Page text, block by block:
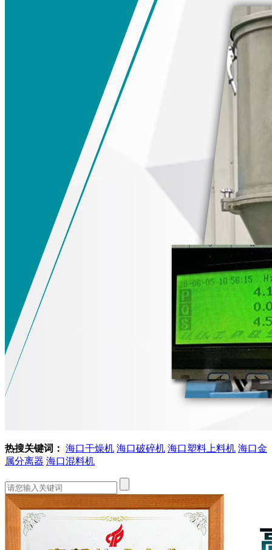
热搜关键词： 海口干燥机 海口破碎机 海口塑料上料机 海口金
属分离器 海口混料机